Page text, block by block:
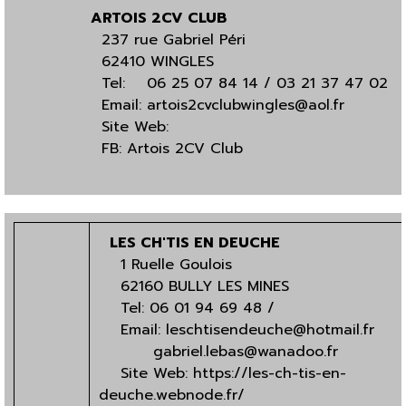
ARTOIS 2CV CLUB
237 rue Gabriel Péri
62410 WINGLES
Tel: 06 25 07 84 14 / 03 21 37 47 02
Email: artois2cvclubwingles@aol.fr
Site Web:
FB: Artois 2CV Club
LES CH'TIS EN DEUCHE
1 Ruelle Goulois
62160 BULLY LES MINES
Tel: 06 01 94 69 48 /
Email: leschtisendeuche@hotmail.fr
gabriel.lebas@wanadoo.fr
Site Web: https://les-ch-tis-en-
deuche.webnode.fr/